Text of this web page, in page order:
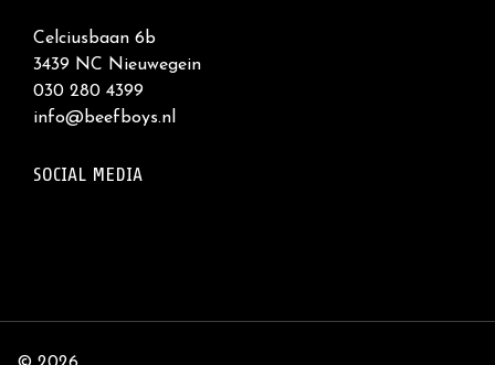
Celciusbaan 6b
3439 NC Nieuwegein
030 280 4399
info@beefboys.nl
SOCIAL MEDIA